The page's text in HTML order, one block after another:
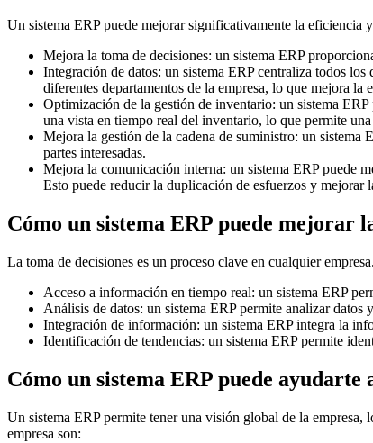
Un sistema ERP puede mejorar significativamente la eficiencia
Mejora la toma de decisiones: un sistema ERP
Integración de datos: un sistema ERP centraliza todos
diferentes departamentos de la empresa, lo que mejora la
Optimización de la gestión de inventario: un sistema
una vista en tiempo real del inventario, lo que permite
Mejora la gestión de la cadena de suministro: un sistema
partes interesadas.
Mejora la comunicación interna: un sistema ERP puede
Esto puede reducir la duplicación de esfuerzos y mejorar
Cómo un sistema ERP puede mejorar
La toma de decisiones es un proceso clave en cualquier
Acceso a información en tiempo real: un sistema ERP
Análisis de datos: un sistema ERP permite analizar
Integración de información: un sistema ERP integra la
Identificación de tendencias: un sistema ERP permite
Cómo un sistema ERP puede
Un sistema ERP permite tener una visión global de la
empresa son: